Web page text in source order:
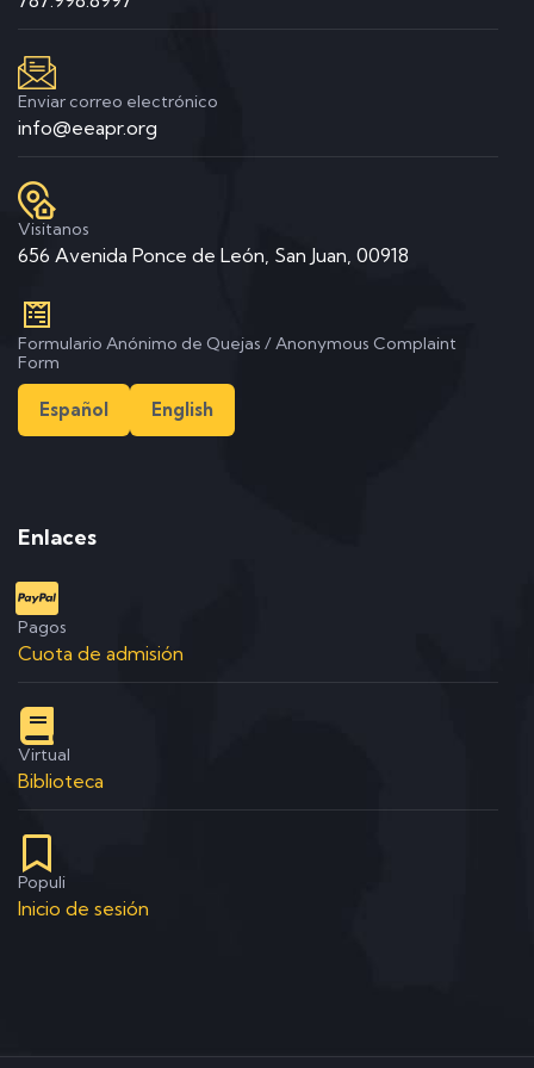
Enviar correo electrónico
info@eeapr.org
Visitanos
656 Avenida Ponce de León, San Juan, 00918
Formulario Anónimo de Quejas / Anonymous Complaint
Form
Español English
Enlaces
Pagos
Cuota de admisión
Virtual
Biblioteca
Populi
Inicio de sesión